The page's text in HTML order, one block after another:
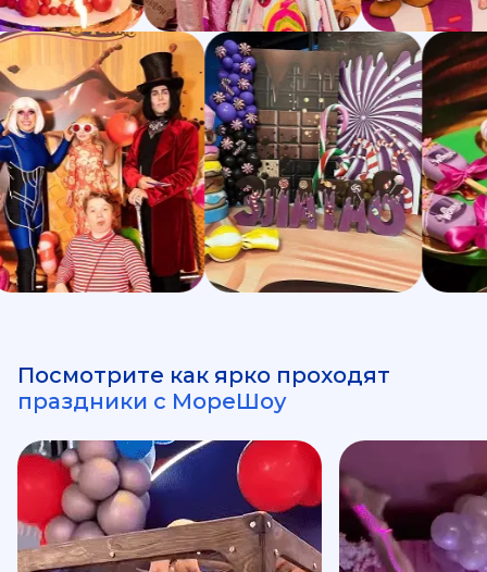
Посмотрите как ярко проходят
праздники с МореШоу